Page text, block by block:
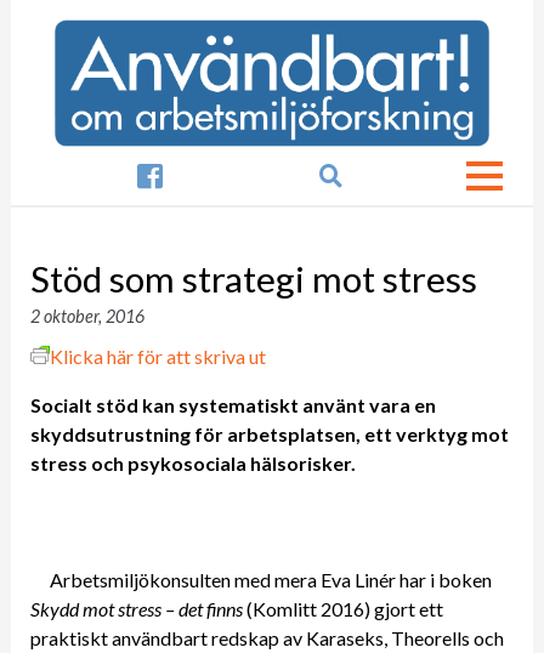

Stöd som strategi mot stress
2 oktober, 2016
Klicka här för att skriva ut
Socialt stöd kan systematiskt använt vara en
skyddsutrustning för arbetsplatsen, ett verktyg mot
stress och psykosociala hälsorisker.
Arbetsmiljökonsulten med mera Eva Linér har i boken
Skydd mot stress – det finns(Komlitt 2016) gjort ett
praktiskt användbart redskap av Karaseks, Theorells och